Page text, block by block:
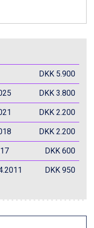
DKK 5.900
DKK 3.800
DKK 2.200
DKK 2.200
DKK 600
DKK 950